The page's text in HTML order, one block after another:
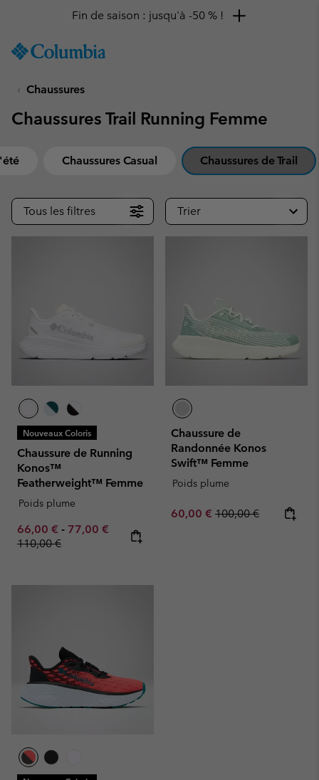
TO
SKIP
MAIN
Fin de saison : jusqu'à -50 % !
Chaussures
Chaussures Trail Running Femme
Chaussures Casual Chaussures de Trail
Tous les filtres Trier
Nouveaux Coloris
Chaussure de Running
Konos™
Featherweight™ Femme
Poids plume
Minimum sale price:
66,00 € - Maximum sale price:
77,00 € Regular price:
110,00 €
Chaussure de
Randonnée Konos
Swift™ Femme
Poids plume
Sale price:
60,00 € Regular price:
100,00 €